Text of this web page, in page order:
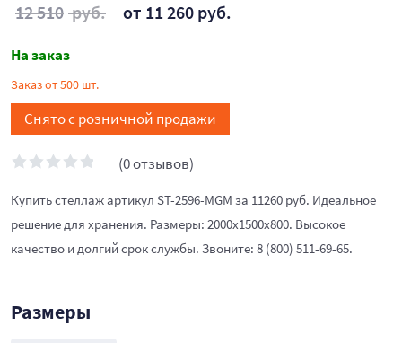
12 510 руб. от 11 260 руб.
На заказ
Заказ от 500 шт.
Снято с розничной продажи
(0 отзывов)
Купить стеллаж артикул ST-2596-MGM за 11260 руб. Идеальное
решение для хранения. Размеры: 2000x1500x800. Высокое
качество и долгий срок службы. Звоните: 8 (800) 511-69-65.
Размеры